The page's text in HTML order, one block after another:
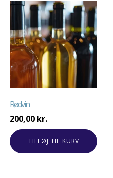
Rødvin
200,00 kr.
TILFØJ TIL KURV